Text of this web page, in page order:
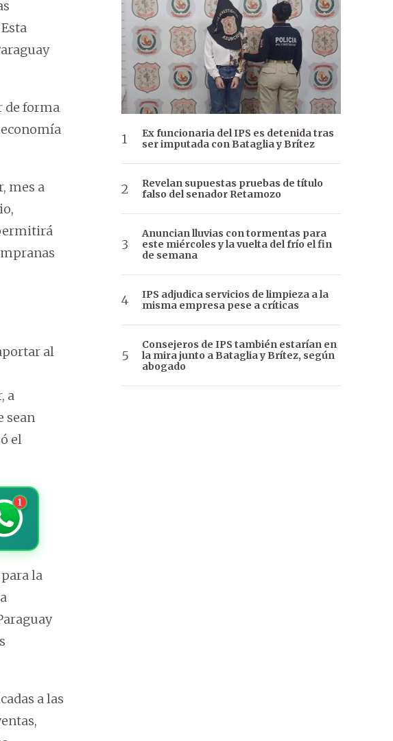
de forma
mes a
al
a
sean
el
1
la
a las
Ex funcionaria del IPS es detenida tras
ser imputada con Bataglia y Brítez
Revelan supuestas pruebas de título
falso del senador Retamozo
Anuncian lluvias con tormentas para
este miércoles y la vuelta del frío el fin
de semana
IPS adjudica servicios de limpieza a la
misma empresa pese a críticas
Consejeros de IPS también estarían en
la mira junto a Bataglia y Brítez, según
abogado